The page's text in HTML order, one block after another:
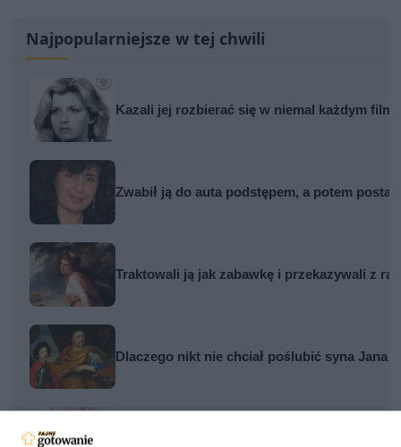
Najpopularniejsze w tej chwili
Kazali jej rozbierać się w niemal każdym
Zwabił ją do auta podstępem, a potem
Traktowali ją jak zabawkę i przekazywali z
Dlaczego nikt nie chciał poślubić syna Jana